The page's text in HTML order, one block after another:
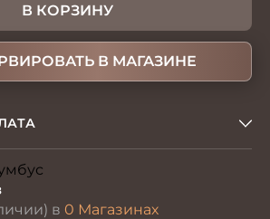
В КОРЗИНУ
В МАГАЗИНЕ
в 0 Магазинах